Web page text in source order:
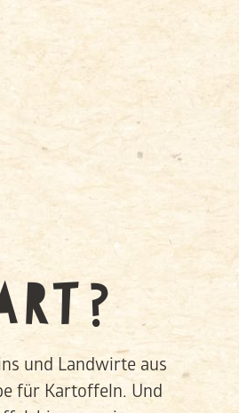
und Landwirte aus
für Kartoffeln. Und